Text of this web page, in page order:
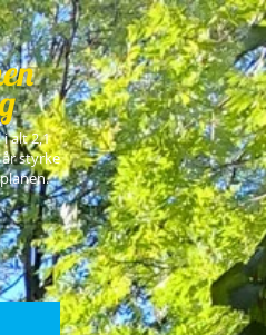
alt 2,1
styrke